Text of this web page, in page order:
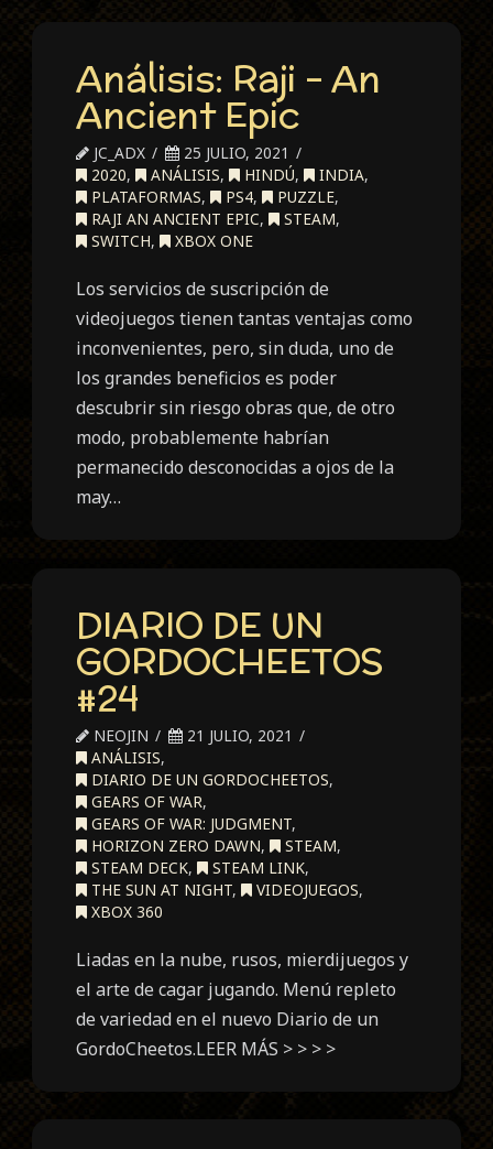
Análisis: Raji – An
Ancient Epic
JC_ADX
25 JULIO, 2021
2020, ANÁLISIS, HINDÚ, INDIA,
PLATAFORMAS, PS4, PUZZLE,
RAJI AN ANCIENT EPIC, STEAM,
SWITCH, XBOX ONE
Los servicios de suscripción de
videojuegos tienen tantas ventajas como
inconvenientes, pero, sin duda, uno de
los grandes beneficios es poder
descubrir sin riesgo obras que, de otro
modo, probablemente habrían
permanecido desconocidas a ojos de la
may…
DIARIO DE UN
GORDOCHEETOS
#24
NEOJIN
21 JULIO, 2021
ANÁLISIS,
DIARIO DE UN GORDOCHEETOS,
GEARS OF WAR,
GEARS OF WAR: JUDGMENT,
HORIZON ZERO DAWN, STEAM,
STEAM DECK, STEAM LINK,
THE SUN AT NIGHT, VIDEOJUEGOS,
XBOX 360
Liadas en la nube, rusos, mierdijuegos y
el arte de cagar jugando. Menú repleto
de variedad en el nuevo Diario de un
GordoCheetos.LEER MÁS > > > >